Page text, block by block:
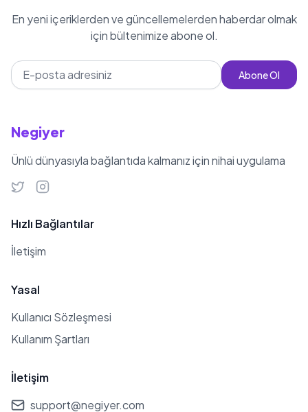
En yeni içeriklerden ve güncellemelerden haberdar olmak
için bültenimize abone ol.
Abone Ol
Negiyer
Ünlü dünyasıyla bağlantıda kalmanız için nihai uygulama
Hızlı Bağlantılar
İletişim
Yasal
Kullanıcı Sözleşmesi
Kullanım Şartları
İletişim
support@negiyer.com